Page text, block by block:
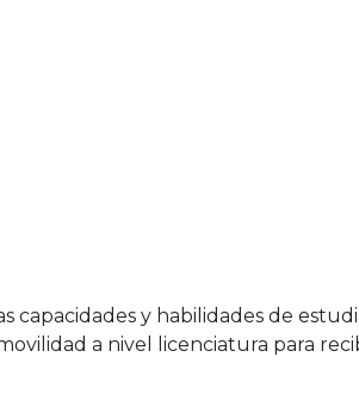
y habilidades de
a nivel licenciatura para